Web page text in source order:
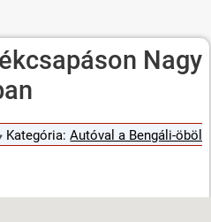
Nagy
Kategória:Autóval a Bengáli-